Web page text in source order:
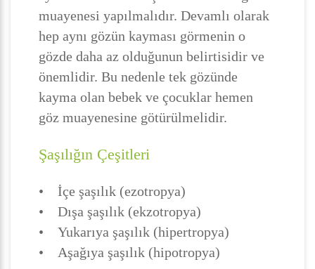
muayenesi yapılmalıdır. Devamlı olarak
hep aynı gözün kayması görmenin o
gözde daha az olduğunun belirtisidir ve
önemlidir. Bu nedenle tek gözünde
kayma olan bebek ve çocuklar hemen
göz muayenesine götürülmelidir.
Şaşılığın Çeşitleri
• İçe şaşılık (ezotropya)
• Dışa şaşılık (ekzotropya)
• Yukarıya şaşılık (hipertropya)
• Aşağıya şaşılık (hipotropya)